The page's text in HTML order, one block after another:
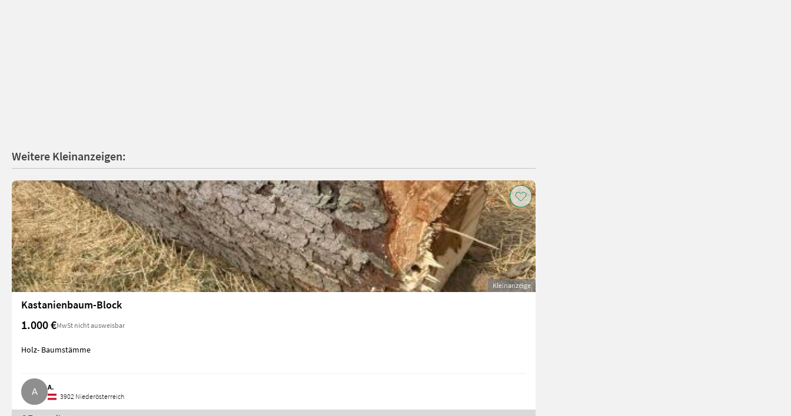
Weitere Kleinanzeigen:
Kleinanzeige
Kastanienbaum-Block
1.000 €MwSt nicht ausweisbar
Holz- Baumstämme
A.
3902 Niederösterreich